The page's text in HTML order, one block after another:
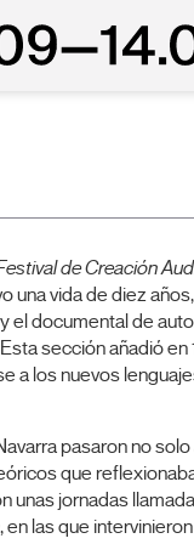
de Creación
una vida de diez
el documental de
sección añadió
a los nuevos
pasaron no
que
unas jornadas
, en las que